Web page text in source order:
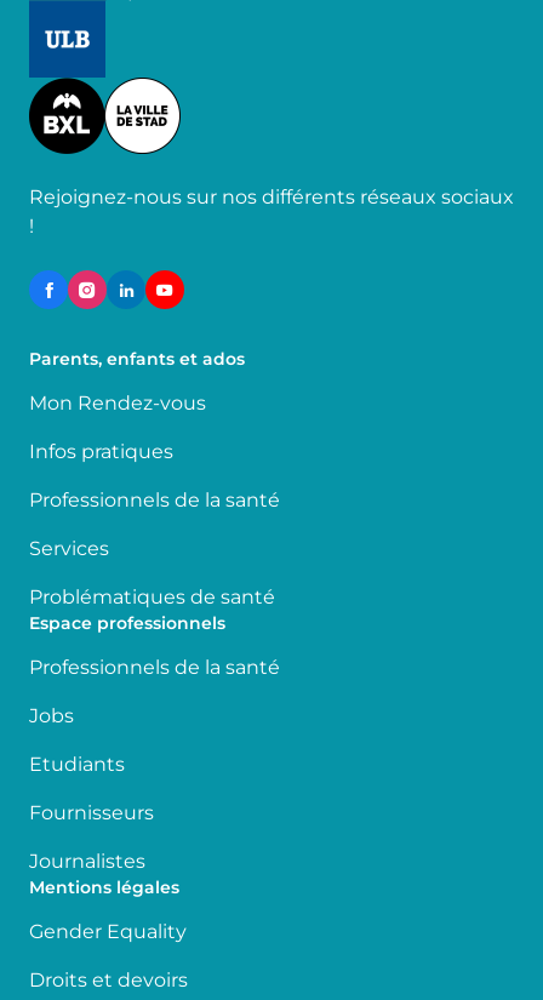
Image
Rejoignez-nous sur nos différents réseaux sociaux
!
Parents, enfants et ados
Mon Rendez-vous
Infos pratiques
Professionnels de la santé
Services
Problématiques de santé
Espace professionnels
Professionnels de la santé
Jobs
Etudiants
Fournisseurs
Journalistes
Mentions légales
Gender Equality
Droits et devoirs